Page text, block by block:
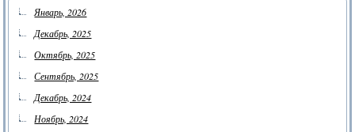
Январь, 2026
Декабрь, 2025
Октябрь, 2025
Сентябрь, 2025
Декабрь, 2024
Ноябрь, 2024